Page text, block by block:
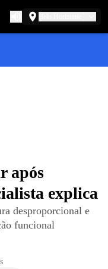
após
explica
desproporcional e
funcional